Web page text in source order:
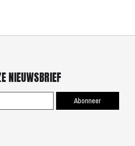
NIEUWSBRIEF
Abonneer